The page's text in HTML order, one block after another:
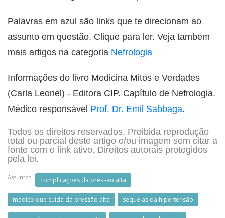
Palavras em azul são links que te direcionam ao
assunto em questão. Clique para ler. Veja também
mais artigos na categoria Nefrologia
Informações do livro Medicina Mitos e Verdades
(Carla Leonel) - Editora CIP. Capítulo de Nefrologia.
Médico responsável Prof. Dr. Emil Sabbaga.
Todos os direitos reservados. Proibida reprodução
total ou parcial deste artigo e/ou imagem sem citar a
fonte com o link ativo. Direitos autorais protegidos
pela lei.
Assuntos: complicações da pressão alta
médico que cuida da pressão alta sequelas da hipertensão